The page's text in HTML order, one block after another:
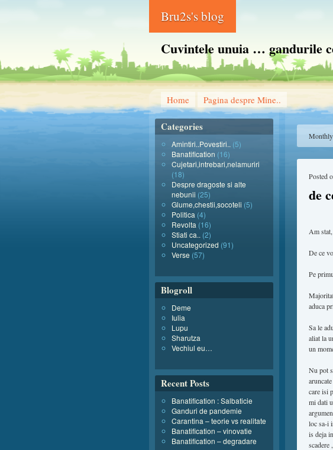
Bru2s's blog
Cuvintele unuia … gandurile
Home Pagina despre Mine..
de
Posted
Am
De ce
Pe
aduca
Sa le
aliat la
un
Nu pot
care isi
mi dati
loc sa-i
is deja
scadere
Categories
Amintiri..Povestiri.. (5)
Banatification (16)
Cujetari,intrebari,nelamuriri
(18)
Despre dragoste si alte
nebunii (25)
Glume,chestii,socoteli (5)
Politica (4)
Revolta (16)
Stiati ca.. (2)
Uncategorized (91)
Verse (57)
Blogroll
Deme
Iulia
Lupu
Sharutza
Vechiul eu…
Recent Posts
Banatification : Salbaticie
Ganduri de pandemie
Carantina – teorie vs realitate
Banatification – vinovatie
Banatification – degradare